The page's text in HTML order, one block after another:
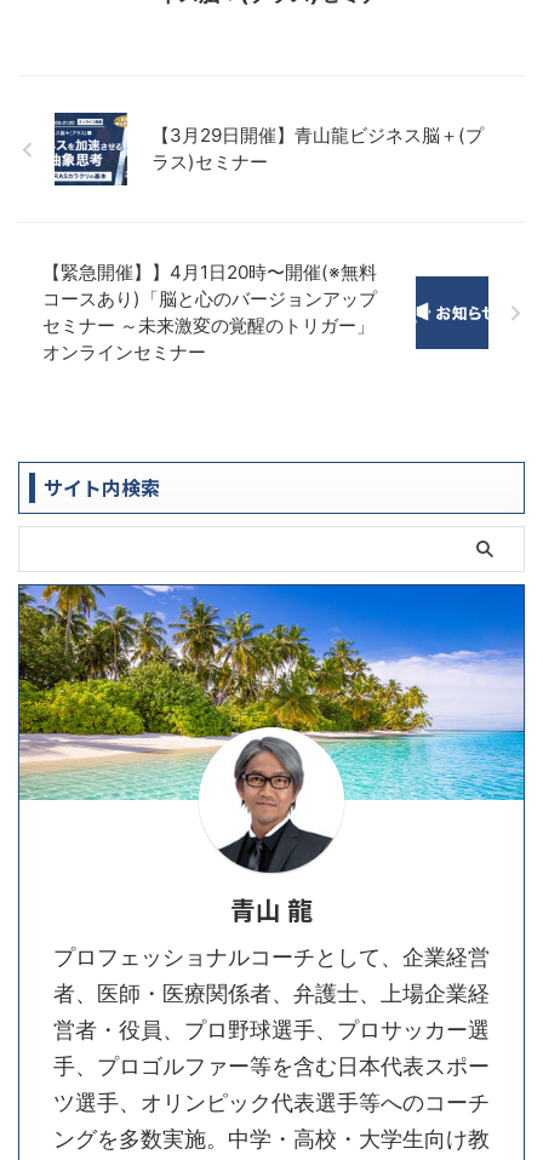
【3月29日開催】青山龍ビジネス脳＋(プ
ラス)セミナー
【緊急開催】】4月1日20時〜開催(※無料
コースあり)「脳と心のバージョンアップ
セミナー ～未来激変の覚醒のトリガー」
オンラインセミナー
サイト内検索
青山 龍
プロフェッショナルコーチとして、企業経営
者、医師・医療関係者、弁護士、上場企業経
営者・役員、プロ野球選手、プロサッカー選
手、プロゴルファー等を含む日本代表スポー
ツ選手、オリンピック代表選手等へのコーチ
ングを多数実施。中学・高校・大学生向け教